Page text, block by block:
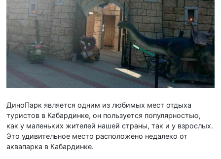
ДиноПарк является одним из любимых мест отдыха
туристов в Кабардинке, он пользуется популярностью,
как у маленьких жителей нашей страны, так и у взрослых.
Это удивительное место расположено недалеко от
аквапарка в Кабардинке.